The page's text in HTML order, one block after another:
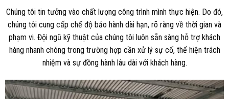
Chúng tôi tin tưởng vào chất lượng công trình mình thực hiện. Do đó,
chúng tôi cung cấp chế độ bảo hành dài hạn, rõ ràng về thời gian và
phạm vi. Đội ngũ kỹ thuật của chúng tôi luôn sẵn sàng hỗ trợ khách
hàng nhanh chóng trong trường hợp cần xử lý sự cố, thể hiện trách
nhiệm và sự đồng hành lâu dài với khách hàng.